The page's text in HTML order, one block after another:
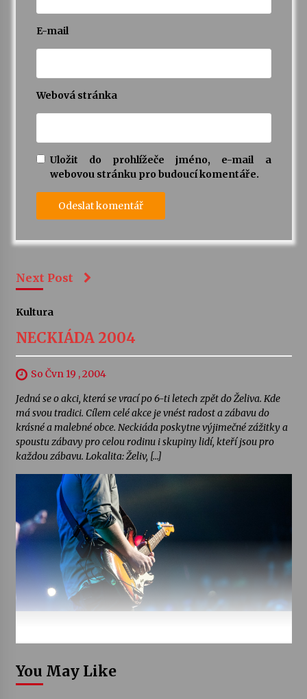
E-mail
Webová stránka
Uložit do prohlížeče jméno, e-mail a
webovou stránku pro budoucí komentáře.
Next Post
Kultura
NECKIÁDA 2004
So Čvn 19 , 2004
Jedná se o akci, která se vrací po 6-ti letech zpět do Želiva. Kde
má svou tradici. Cílem celé akce je vnést radost a zábavu do
krásné a malebné obce. Neckiáda poskytne výjimečné zážitky a
spoustu zábavy pro celou rodinu i skupiny lidí, kteří jsou pro
každou zábavu. Lokalita: Želiv, […]
You May Like